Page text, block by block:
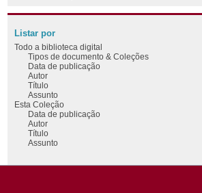
Listar por
Todo a biblioteca digital
Tipos de documento & Coleções
Data de publicação
Autor
Título
Assunto
Esta Coleção
Data de publicação
Autor
Título
Assunto